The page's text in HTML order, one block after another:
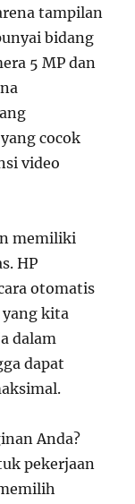
tampilan
bidang
5 MP dan
yang cocok
video
memiliki
HP
otomatis
kita
dalam
dapat
Anda?
pekerjaan